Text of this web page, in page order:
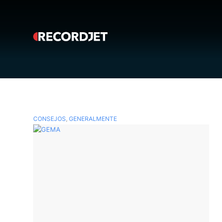
CONSEJOS, GENERALMENTE